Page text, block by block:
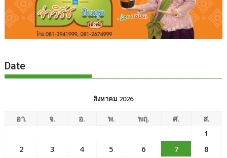
Date
สิงหาคม 2026
อา. จ. อ. พ. พฤ. ศ.
ส.
1
2
3 4 5 6 7
8